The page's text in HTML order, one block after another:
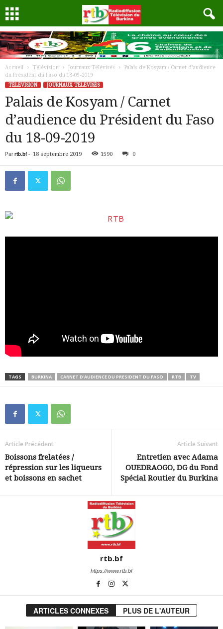
Accueil Télévision Journaux Télévisés
Palais de Kosyam / Carnet d’audience
du Président du Faso du 18-09-2019
TÉLÉVISION
JOURNAUX TÉLÉVISÉS
Palais de Kosyam / Carnet
d’audience du Président du Faso
du 18-09-2019
Par rtb.bf- 18 septembre 2019 1590 0
TAGS BURKINA CARNET D'AUDIENCE DU PRESIDENT DU FASO RTB TV
Article Précédent
Boissons frelatées /
répression sur les liqueurs
et boissons en sachet
Article Suivant
Entretien avec Adama
OUEDRAOGO, DG du Fond
Spécial Routier du Burkina
rtb.bf
https://www.rtb.bf
ARTICLES CONNEXES PLUS DE L'AUTEUR